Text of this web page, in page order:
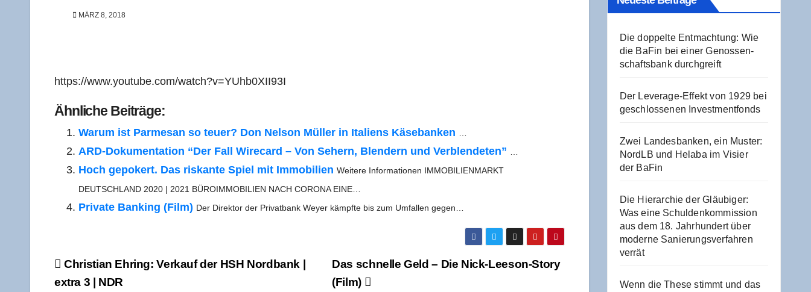
MÄRZ 8, 2018
https://www.youtube.com/watch?v=YUhb0XII93I
Ähn­li­che Beiträge:
War­um ist Par­me­san so teu­er? Don Nel­son Mül­ler in Ita­li­ens Käse­ban­ken
ARD-Doku­­men­­ta­­ti­on “Der Fall Wire­card – Von Sehern, Blen­dern und Ver­blen­de­ten”
Hoch gepo­kert. Das ris­kan­te Spiel mit Immo­bi­li­en Wei­te­re Infor­ma­tio­nen IMMOBILIENMARKT
DEUTSCHLAND 2020 | 2021 BÜROIMMOBILIEN NACH CORONA EINE…
Pri­va­te Ban­king (Film) Der Direk­tor der Pri­vat­bank Wey­er kämpf­te bis zum Umfal­len gegen…
Beitragsnavigation
Das schnel­le Geld – Die Nick-Lee­son-Sto­ry
(Film)
Chris­ti­an Ehring: Ver­kauf der HSH Nord­bank |
extra 3 | NDR
Die dop­pel­te Ent­mach­tung: Wie
die BaFin bei einer Genos­sen­
schafts­bank durchgreift
Der Levera­ge-Effekt von 1929 bei
geschlos­se­nen Investmentfonds
Zwei Lan­des­ban­ken, ein Mus­ter:
NordLB und Hela­ba im Visier
der BaFin
Die Hier­ar­chie der Gläu­bi­ger:
Was eine Schul­den­kom­mis­si­on
aus dem 18. Jahr­hun­dert über
moder­ne Sanie­rungs­ver­fah­ren
verrät
Wenn die The­se stimmt und das